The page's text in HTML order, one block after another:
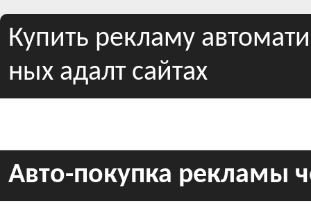
Купить рекламу
ных адалт сайтах
Авто-покупка рекламы